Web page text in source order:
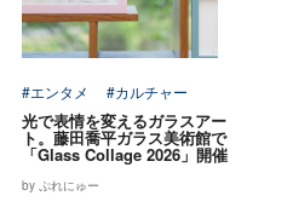
#エンタメ #カルチャー
光で表情を変えるガラスアー
ト。藤田喬平ガラス美術館で
「Glass Collage 2026」開催
by ぷれにゅー